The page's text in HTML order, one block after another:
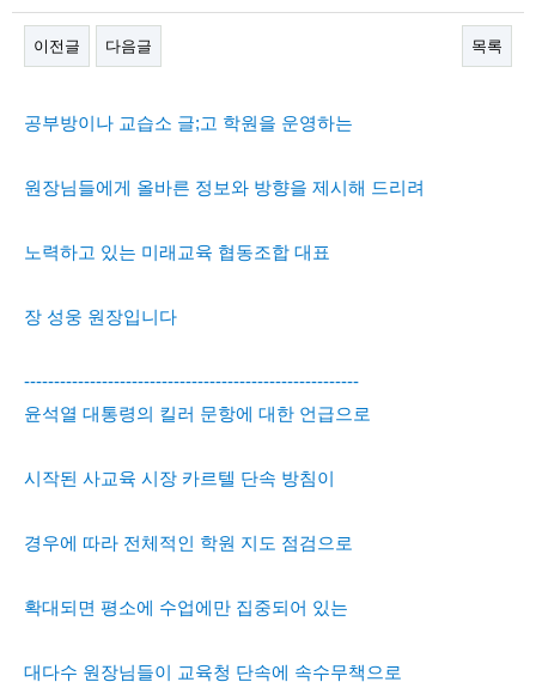
이전글 다음글 목록
공부방이나 교습소 글;고 학원을 운영하는
원장님들에게 올바른 정보와 방향을 제시해 드리려
노력하고 있는 미래교육 협동조합 대표
장 성웅 원장입니다
--------------------------------------------------------
윤석열 대통령의 킬러 문항에 대한 언급으로
시작된 사교육 시장 카르텔 단속 방침이
경우에 따라 전체적인 학원 지도 점검으로
확대되면 평소에 수업에만 집중되어 있는
대다수 원장님들이 교육청 단속에 속수무책으로